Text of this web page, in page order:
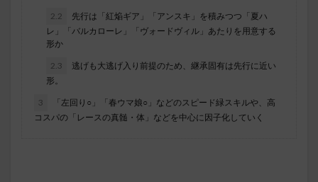
2.2
先行は「紅焔ギア」「アンスキ」を積みつつ「夏ハ
レ」「バルカローレ」「ヴォードヴィル」あたりを用意する
形か
2.3
逃げも大逃げ入り前提のため、継承固有は先行に近い
形。
3
「左回り○」「春ウマ娘○」などのスピード緑スキルや、高
コスパの「レースの真髄・体」などを中心に因子化していく